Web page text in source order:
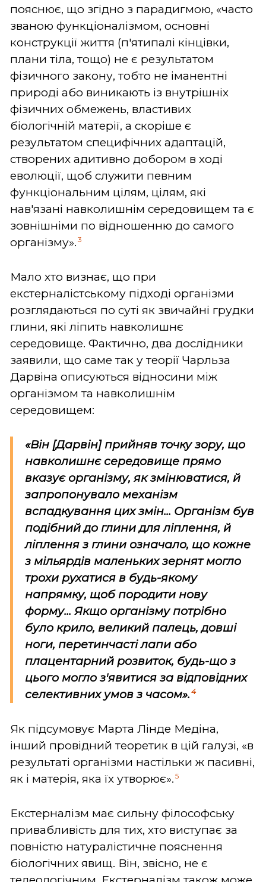
пояснює, що згідно з парадигмою, «часто
званою функціоналізмом, основні
конструкції життя (п'ятипалі кінцівки,
плани тіла, тощо) не є результатом
фізичного закону, тобто не іманентні
природі або виникають із внутрішніх
фізичних обмежень, властивих
біологічній матерії, а скоріше є
результатом специфічних адаптацій,
створених адитивно добором в ході
еволюції, щоб служити певним
функціональним цілям, цілям, які
нав'язані навколишнім середовищем та є
зовнішніми по відношенню до самого
організму». 3
Мало хто визнає, що при
екстерналістському підході організми
розглядаються по суті як звичайні грудки
глини, які ліпить навколишнє
середовище. Фактично, два дослідники
заявили, що саме так у теорії Чарльза
Дарвіна описуються відносини між
організмом та навколишнім
середовищем:
«Він [Дарвін] прийняв точку зору, що
навколишнє середовище прямо
вказує організму, як змінюватися, й
запропонувало механізм
вспадкування цих змін... Організм був
подібний до глини для ліплення, й
ліплення з глини означало, що кожне
з мільярдів маленьких зернят могло
трохи рухатися в будь-якому
напрямку, щоб породити нову
форму... Якщо організму потрібно
було крило, великий палець, довші
ноги, перетинчасті лапи або
плацентарний розвиток, будь-що з
цього могло з'явитися за відповідних
селективних умов з часом». 4
Як підсумовує Марта Лінде Медіна,
інший провідний теоретик в цій галузі, «в
результаті організми настільки ж пасивні,
як і матерія, яка їх утворює». 5
Екстерналізм має сильну філософську
привабливість для тих, хто виступає за
повністю натуралістичне пояснення
біологічних явищ. Він, звісно, не є